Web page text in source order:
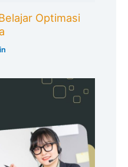
Optimasi